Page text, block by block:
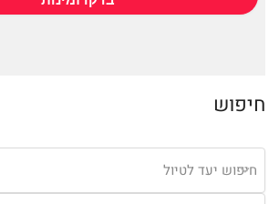
חיפוש
חיפוש יעד לטיול